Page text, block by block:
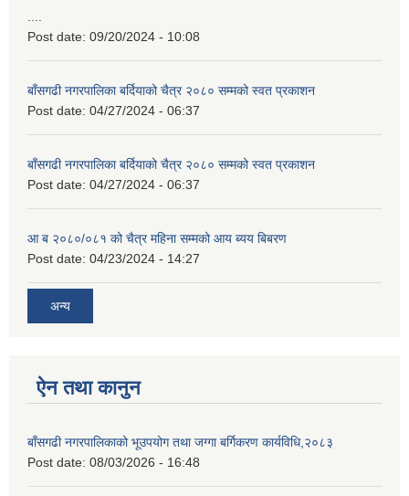
....
Post date: 09/20/2024 - 10:08
बाँसगढी नगरपालिका बर्दियाको चैत्र २०८० सम्मको स्वत प्रकाशन
Post date: 04/27/2024 - 06:37
बाँसगढी नगरपालिका बर्दियाको चैत्र २०८० सम्मको स्वत प्रकाशन
Post date: 04/27/2024 - 06:37
आ ब २०८०/०८१ को चैत्र महिना सम्मको आय ब्यय बिबरण
Post date: 04/23/2024 - 14:27
अन्य
ऐन तथा कानुन
बाँसगढी नगरपालिकाको भूउपयोग तथा जग्गा बर्गिकरण कार्यविधि,२०८३
Post date: 08/03/2026 - 16:48